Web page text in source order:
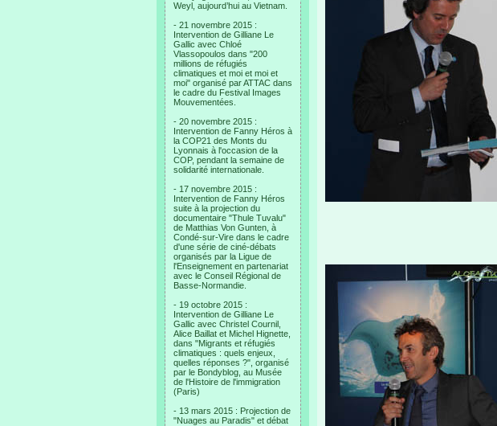
Weyl, aujourd’hui au Vietnam.
- 21 novembre 2015 :
Intervention de Gilliane Le
Gallic avec Chloé
Vlassopoulos dans "200
millions de réfugiés
climatiques et moi et moi et
moi" organisé par ATTAC dans
le cadre du Festival Images
Mouvementées.
- 20 novembre 2015 :
Intervention de Fanny Héros à
la COP21 des Monts du
Lyonnais à l'occasion de la
COP, pendant la semaine de
solidarité internationale.
- 17 novembre 2015 :
Intervention de Fanny Héros
suite à la projection du
documentaire "Thule Tuvalu"
de Matthias Von Gunten, à
Condé-sur-Vire dans le cadre
d'une série de ciné-débats
organisés par la Ligue de
l'Enseignement en partenariat
avec le Conseil Régional de
Basse-Normandie.
- 19 octobre 2015 :
Intervention de Gilliane Le
Gallic avec Christel Cournil,
Alice Baillat et Michel Hignette,
dans "Migrants et réfugiés
climatiques : quels enjeux,
quelles réponses ?", organisé
par le Bondyblog, au Musée
de l'Histoire de l'immigration
(Paris)
- 13 mars 2015 : Projection de
"Nuages au Paradis" et débat